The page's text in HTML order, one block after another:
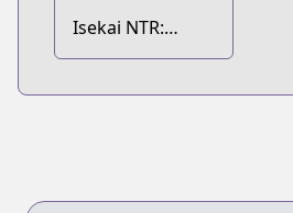
Isekai NTR:
Nakama ni